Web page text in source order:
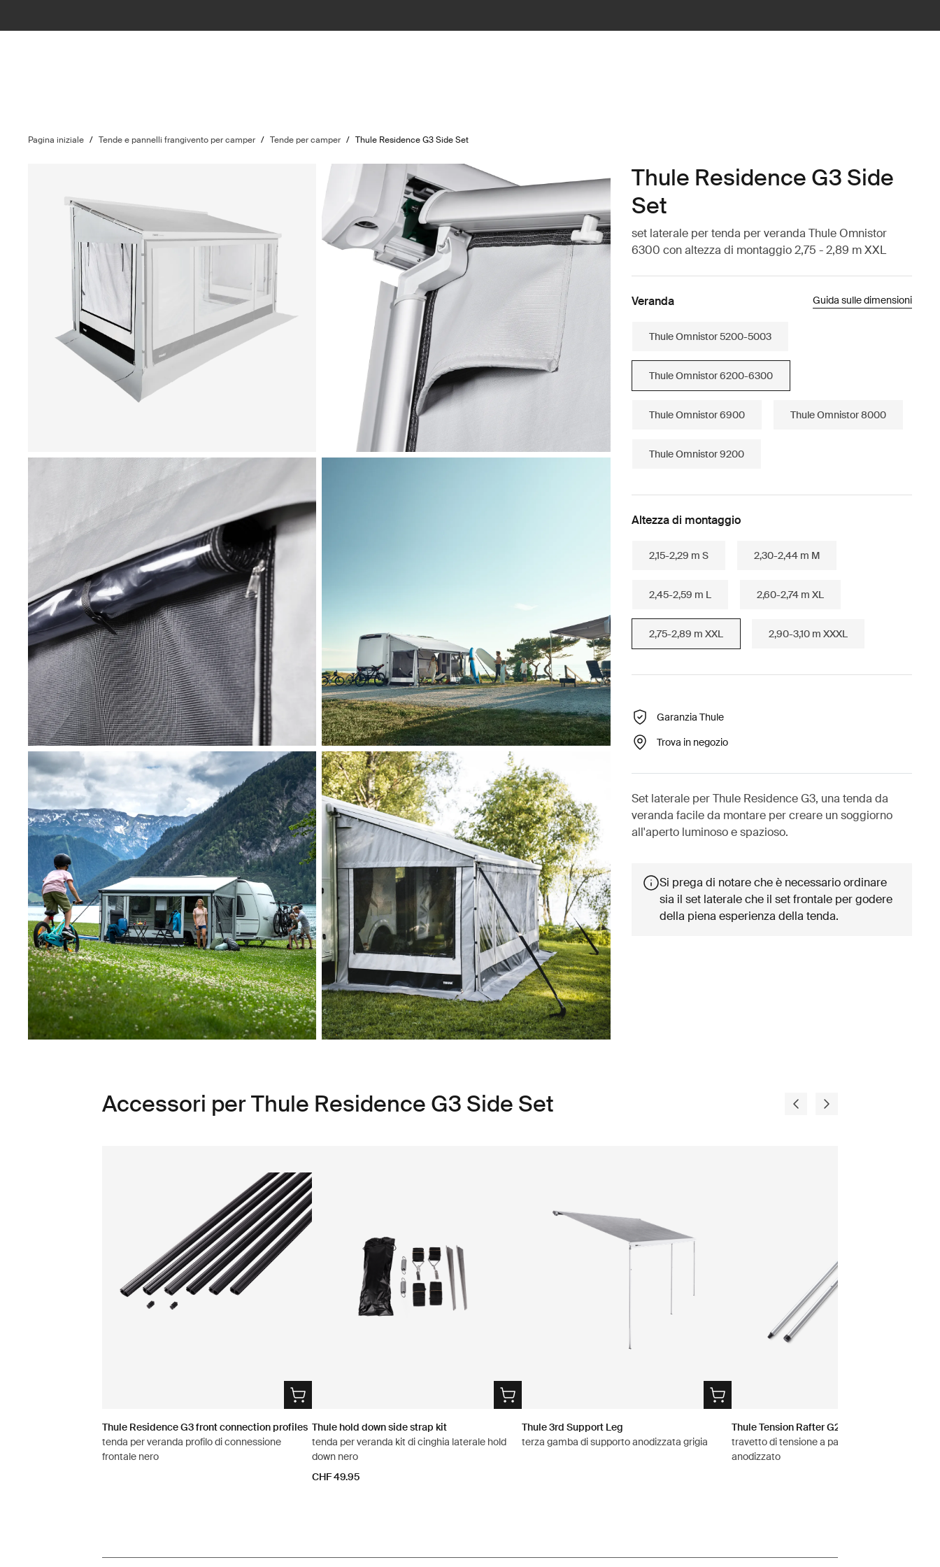
Pagina iniziale / Tende e pannelli frangivento per camper / Tende per camper / Thule Residence G3 Side Set
Thule Residence G3 Side
Set
set laterale per tenda per veranda Thule Omnistor
6300 con altezza di montaggio 2,75 - 2,89 m XXL
Veranda Guida sulle dimensioni
Thule Omnistor 5200-5003
Thule Omnistor 6200-6300
Thule Omnistor 6900 Thule Omnistor 8000
Thule Omnistor 9200
Altezza di montaggio
2,15-2,29 m S 2,30-2,44 m M
2,45-2,59 m L 2,60-2,74 m XL
2,75-2,89 m XXL 2,90-3,10 m XXXL
Garanzia Thule
Trova in negozio
Set laterale per Thule Residence G3, una tenda da
veranda facile da montare per creare un soggiorno
all'aperto luminoso e spazioso.
Si prega di notare che è necessario ordinare
sia il set laterale che il set frontale per godere
della piena esperienza della tenda.
Accessori per Thule Residence G3 Side Set
Thule Residence G3 front connection profiles
tenda per veranda profilo di connessione
frontale nero
Thule hold down side strap kit
tenda per veranda kit di cinghia laterale hold
down nero
CHF 49.95
Thule 3rd Support Leg
terza gamba di supporto anodizzata grigia
Thule Tension Rafter G2
travetto di tensione a parete 2,00 m grigio
anodizzato